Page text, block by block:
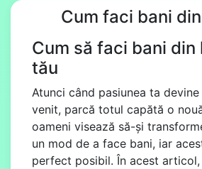
Cum faci bani
Cum să faci bani
tău
Atunci când pasiunea ta
venit, parcă totul capătă o
oameni visează să-și
un mod de a face bani, iar
perfect posibil. În acest